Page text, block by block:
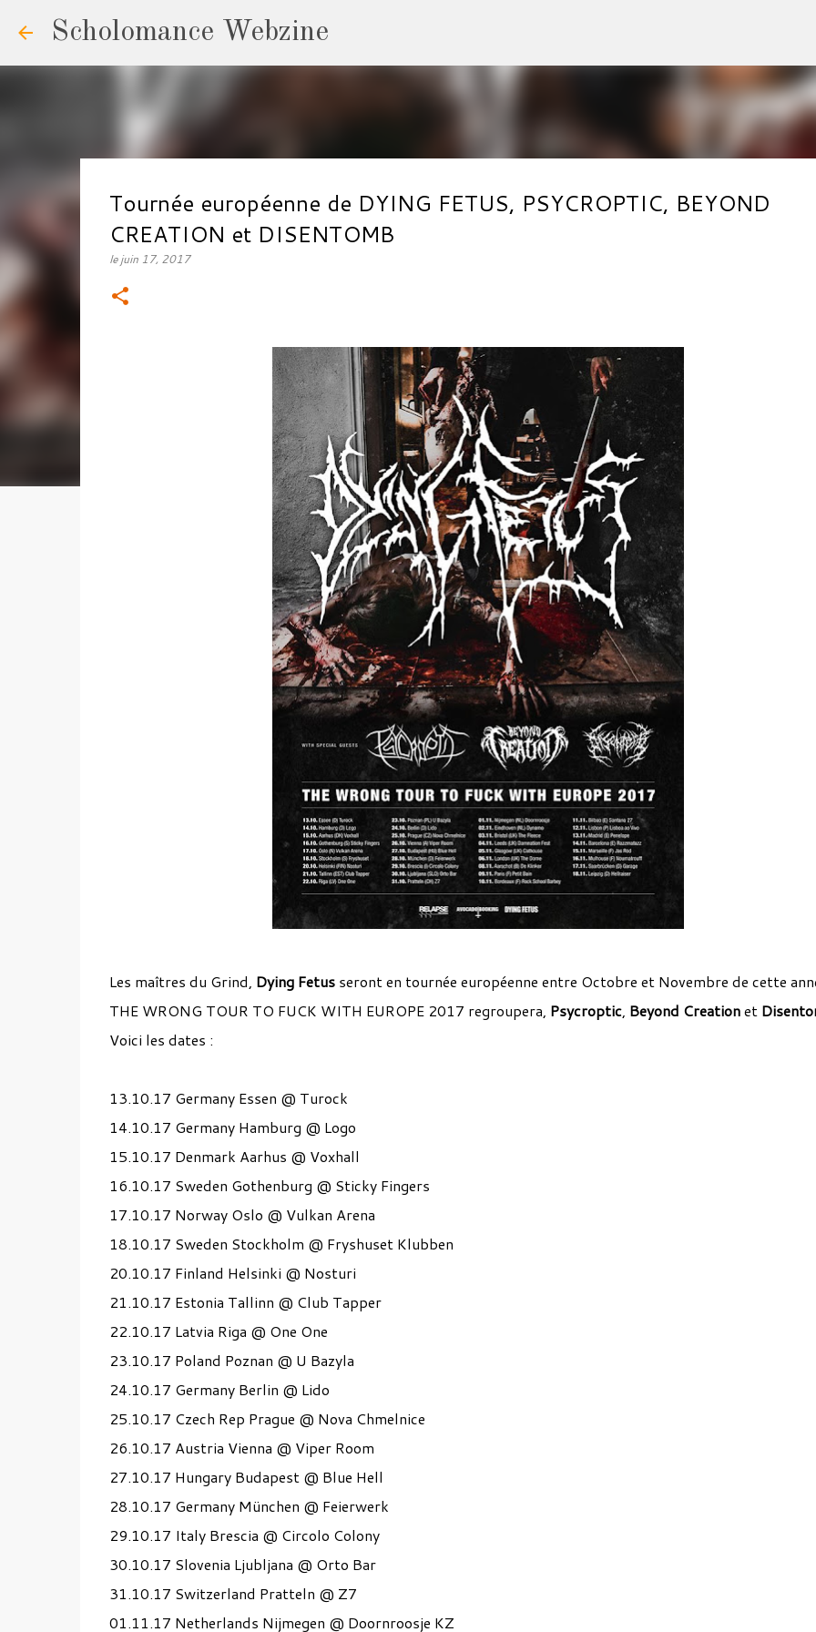
Scholomance Webzine
Tournée européenne de DYING FETUS, PSYCROPTIC, BEYOND
CREATION et DISENTOMB
lejuin 17, 2017
Les maîtres du Grind, Dying Fetusseront en tournée européenne entre Octobre et Novembre de cette
THE WRONG TOUR TO FUCK WITH EUROPE 2017 regroupera, Psycroptic, Beyond Creationet
Voici les dates :
13.10.17 Germany Essen @ Turock
14.10.17 Germany Hamburg @ Logo
15.10.17 Denmark Aarhus @ Voxhall
16.10.17 Sweden Gothenburg @ Sticky Fingers
17.10.17 Norway Oslo @ Vulkan Arena
18.10.17 Sweden Stockholm @ Fryshuset Klubben
20.10.17 Finland Helsinki @ Nosturi
21.10.17 Estonia Tallinn @ Club Tapper
22.10.17 Latvia Riga @ One One
23.10.17 Poland Poznan @ U Bazyla
24.10.17 Germany Berlin @ Lido
25.10.17 Czech Rep Prague @ Nova Chmelnice
26.10.17 Austria Vienna @ Viper Room
27.10.17 Hungary Budapest @ Blue Hell
28.10.17 Germany München @ Feierwerk
29.10.17 Italy Brescia @ Circolo Colony
30.10.17 Slovenia Ljubljana @ Orto Bar
31.10.17 Switzerland Pratteln @ Z7
01.11.17 Netherlands Nijmegen @ Doornroosje KZ